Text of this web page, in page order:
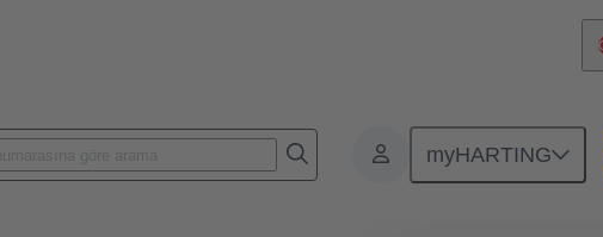
myHARTING
Ürünler Anakarttan ek karta bağlantı